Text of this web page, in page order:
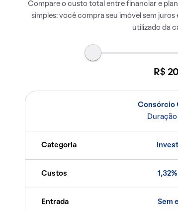
Compare o custo total entre financiar e
simples: você compra seu imóvel sem
utilizado da
R$
Consórcio
Duração
Categoria
Custos
Entrada Sem